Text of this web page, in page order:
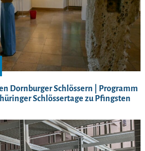
Dornburger Schlössern | Programm
Schlössertage zu Pfingsten